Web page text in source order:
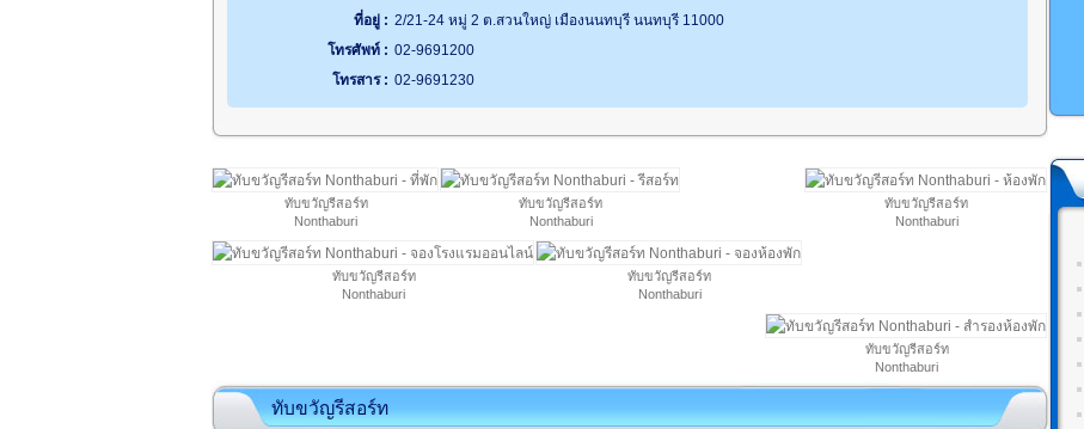
ที่อยู่ : 2/21-24 หมู่ 2 ต.สวนใหญ่ เมืองนนทบุรี นนทบุรี 11000
โทรศัพท์ : 02-9691200
โทรสาร : 02-9691230
ทับขวัญรีสอร์ท
Nonthaburi
ทับขวัญรีสอร์ท
Nonthaburi
ทับขวัญรีสอร์ท
Nonthaburi
ทับขวัญรีสอร์ท
Nonthaburi
ทับขวัญรีสอร์ท
Nonthaburi
ทับขวัญรีสอร์ท
Nonthaburi
ทับขวัญรีสอร์ท